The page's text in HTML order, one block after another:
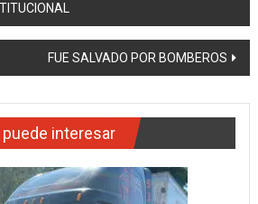
FUE SALVADO POR BOMBEROS
interesar